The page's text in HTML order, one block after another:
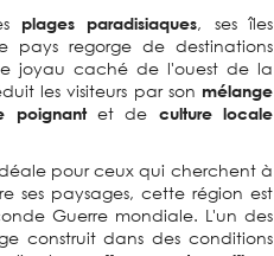
plages paradisiaques, ses îles
pays regorge de destinations
joyau caché de l'ouest de la
les visiteurs par son mélange
poignantet de culture locale
pour ceux qui cherchent à
ses paysages, cette région est
Guerre mondiale. L'un des
construit dans des conditions